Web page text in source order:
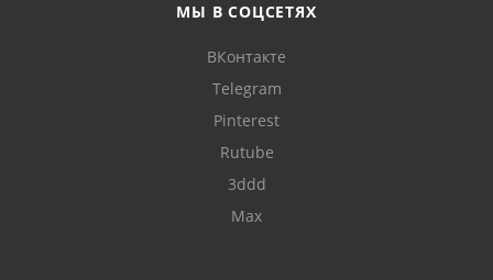
МЫ В СОЦСЕТЯХ
ВКонтакте
Telegram
Pinterest
Rutube
3ddd
Max